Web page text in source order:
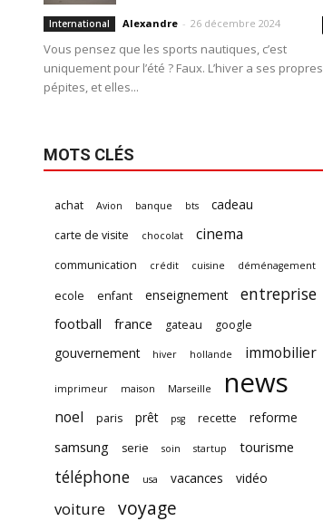
International Alexandre - 26 décembre 2024
Vous pensez que les sports nautiques, c’est
uniquement pour l’été ? Faux. L’hiver a ses propres
pépites, et elles...
MOTS CLÉS
achat Avion banque bts cadeau
carte de visite chocolat cinema
communication crédit cuisine déménagement
ecole enfant enseignement entreprise
football france gateau google
gouvernement hiver hollande immobilier
imprimeur maison Marseille news
noel paris prêt psg recette reforme
samsung serie soin startup tourisme
téléphone usa vacances vidéo
voiture voyage